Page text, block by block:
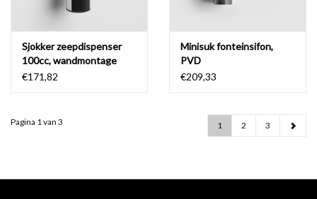
Sjokker zeepdispenser
100cc, wandmontage
€171,82
Minisuk fonteinsifon,
PVD
€209,33
Pagina 1 van 3 1 2 3